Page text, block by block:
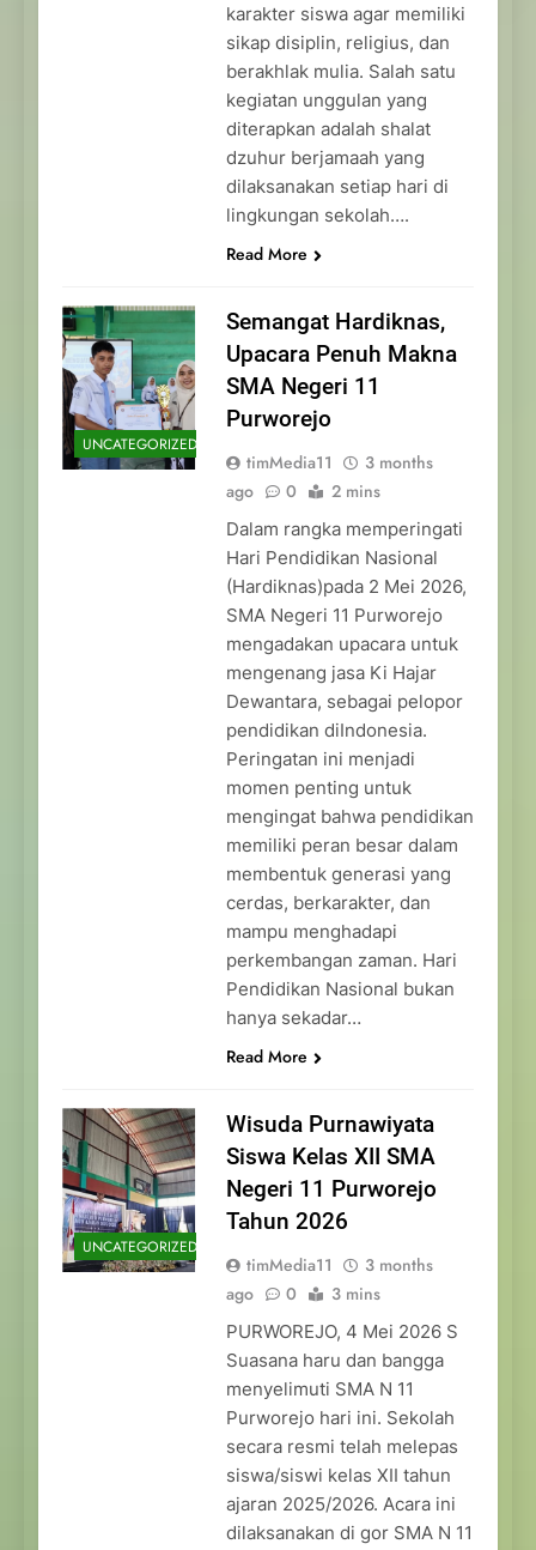
karakter siswa agar memiliki
sikap disiplin, religius, dan
berakhlak mulia. Salah satu
kegiatan unggulan yang
diterapkan adalah shalat
dzuhur berjamaah yang
dilaksanakan setiap hari di
lingkungan sekolah….
Read More
UNCATEGORIZED
Semangat Hardiknas,
Upacara Penuh Makna
SMA Negeri 11
Purworejo
timMedia11
3 months
ago
0 2 mins
Dalam rangka memperingati
Hari Pendidikan Nasional
(Hardiknas)pada 2 Mei 2026,
SMA Negeri 11 Purworejo
mengadakan upacara untuk
mengenang jasa Ki Hajar
Dewantara, sebagai pelopor
pendidikan diIndonesia.
Peringatan ini menjadi
momen penting untuk
mengingat bahwa pendidikan
memiliki peran besar dalam
membentuk generasi yang
cerdas, berkarakter, dan
mampu menghadapi
perkembangan zaman. Hari
Pendidikan Nasional bukan
hanya sekadar…
Read More
UNCATEGORIZED
Wisuda Purnawiyata
Siswa Kelas XII SMA
Negeri 11 Purworejo
Tahun 2026
timMedia11
3 months
ago
0 3 mins
PURWOREJO, 4 Mei 2026 S
Suasana haru dan bangga
menyelimuti SMA N 11
Purworejo hari ini. Sekolah
secara resmi telah melepas
siswa/siswi kelas XII tahun
ajaran 2025/2026. Acara ini
dilaksanakan di gor SMA N 11